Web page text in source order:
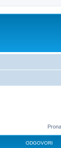
ODGOVORI